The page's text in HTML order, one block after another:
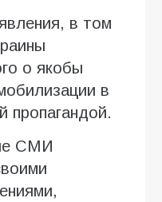
в том
о якобы
в
пропагандой.
СМИ